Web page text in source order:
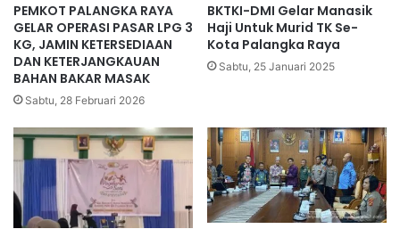
PEMKOT PALANGKA RAYA
GELAR OPERASI PASAR LPG 3
KG, JAMIN KETERSEDIAAN
DAN KETERJANGKAUAN
BAHAN BAKAR MASAK
Sabtu, 28 Februari 2026
BKTKI-DMI Gelar Manasik
Haji Untuk Murid TK Se-
Kota Palangka Raya
Sabtu, 25 Januari 2025